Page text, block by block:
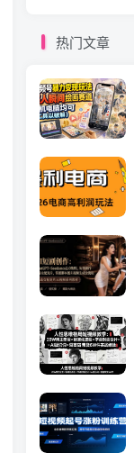
热门文章